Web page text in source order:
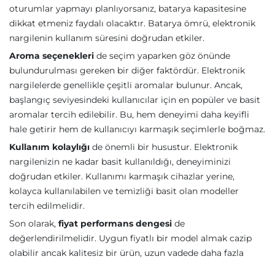
oturumlar yapmayı planlıyorsanız, batarya kapasitesine
dikkat etmeniz faydalı olacaktır. Batarya ömrü, elektronik
nargilenin kullanım süresini doğrudan etkiler.
Aroma seçenekleri de seçim yaparken göz önünde
bulundurulması gereken bir diğer faktördür. Elektronik
nargilelerde genellikle çeşitli aromalar bulunur. Ancak,
başlangıç seviyesindeki kullanıcılar için en popüler ve basit
aromalar tercih edilebilir. Bu, hem deneyimi daha keyifli
hale getirir hem de kullanıcıyı karmaşık seçimlerle boğmaz.
Kullanım kolaylığı de önemli bir husustur. Elektronik
nargilenizin ne kadar basit kullanıldığı, deneyiminizi
doğrudan etkiler. Kullanımı karmaşık cihazlar yerine,
kolayca kullanılabilen ve temizliği basit olan modeller
tercih edilmelidir.
Son olarak, fiyat performans dengesi de
değerlendirilmelidir. Uygun fiyatlı bir model almak cazip
olabilir ancak kalitesiz bir ürün, uzun vadede daha fazla